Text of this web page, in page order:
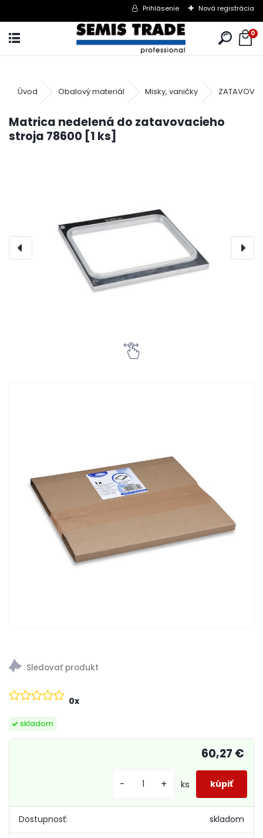
Prihlásenie Nová registrácia
0
Úvod Obalový materiál Misky, vaničky
Matrica nedelená do zatavovacieho
stroja 78600 [1 ks]
skladom
0x
Dostupnosť: skladom
60,27 €
- + ks